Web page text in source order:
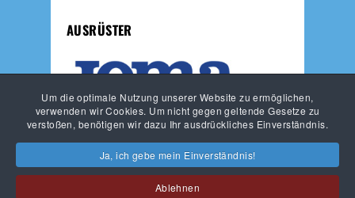
Um die optimale Nutzung unserer Website zu ermöglichen,
verwenden wir Cookies. Um nicht gegen geltende Gesetze zu
verstoßen, benötigen wir dazu Ihr ausdrückliches Einverständnis.
Ja, ich gebe mein Einverständnis!
Ablehnen
AUSRÜSTER
JUNGLÖWEN
LÖWEN-FUSSBALLSCHULE
HAUPTVEREIN